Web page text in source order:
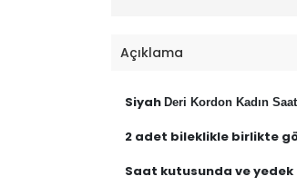
Açıklama
Siyah Deri Kordon Kadın
2 adet bileklikle birlikte
Saat kutusunda ve